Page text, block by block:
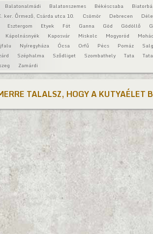
Balatonalmádi Balatonszemes Békéscsaba
ker. Őrmező, Csárda utca 10. Csömör Debrecen
Esztergom Etyek Fót Ganna Göd Gödöllő
Kápolnásnyék Kaposvár Miskolc Mogyoród
Nyíregyháza Ócsa Orfű Pécs Pomáz
Széphalma Sződliget Szombathely Tata
Zamárdi
TALALSZ, HOGY A KUTYAÉLET